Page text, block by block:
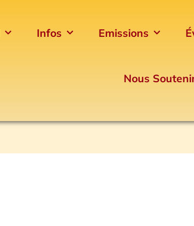
Infos Emissions
Nous